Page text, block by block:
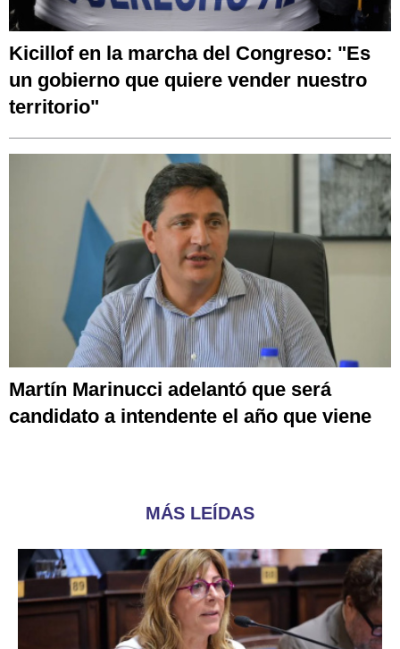
Kicillof en la marcha del Congreso: "Es
un gobierno que quiere vender nuestro
territorio"
Martín Marinucci adelantó que será
candidato a intendente el año que viene
MÁS LEÍDAS